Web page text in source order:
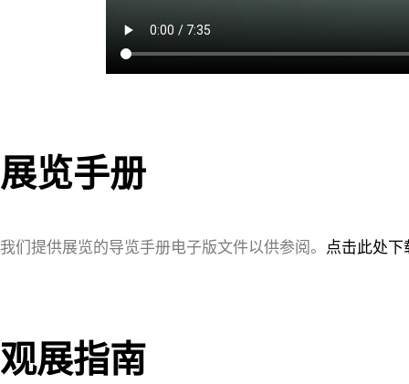
展览手册
我们提供展览的导览手册电子版文件以供参阅。 点击此处下
观展指南